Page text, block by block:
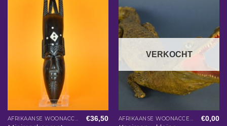
€36,50
VERKOCHT
€0,00